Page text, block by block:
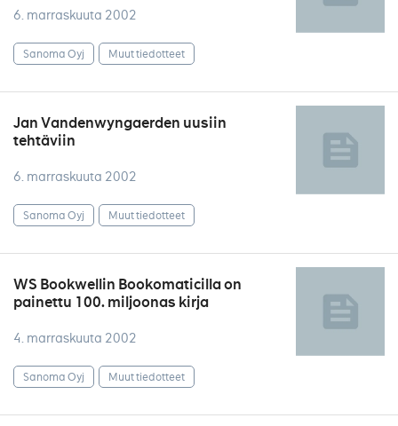
6. marraskuuta 2002
Sanoma Oyj Muut tiedotteet
Jan Vandenwyngaerden uusiin
tehtäviin
6. marraskuuta 2002
Sanoma Oyj Muut tiedotteet
WS Bookwellin Bookomaticilla on
painettu 100. miljoonas kirja
4. marraskuuta 2002
Sanoma Oyj Muut tiedotteet